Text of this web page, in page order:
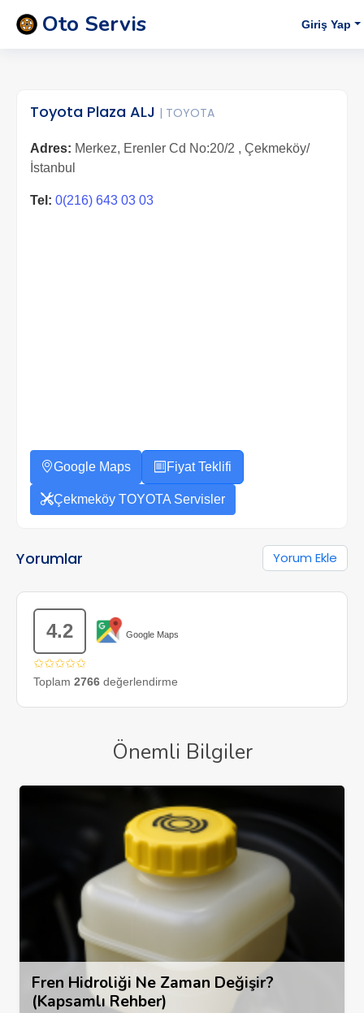
Oto Servis Giriş Yap
Toyota Plaza ALJ | TOYOTA
Adres: Merkez, Erenler Cd No:20/2 , Çekmeköy/
İstanbul
Tel: 0(216) 643 03 03
Google Maps Fiyat Teklifi
Çekmeköy TOYOTA Servisler
Yorumlar Yorum Ekle
4.2 Google Maps
✩✩✩✩✩
Toplam 2766 değerlendirme
Önemli Bilgiler
Fren Hidroliği Ne Zaman Değişir?
(Kapsamlı Rehber)